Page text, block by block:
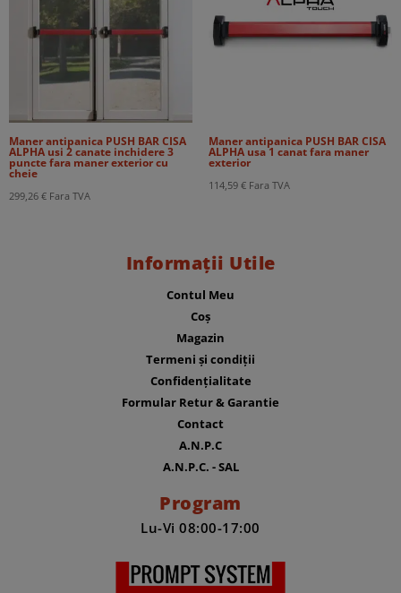
Maner antipanica PUSH BAR CISA
ALPHA usi 2 canate inchidere 3
puncte fara maner exterior cu
cheie
299,26 € Fara TVA
Maner antipanica PUSH BAR CISA
ALPHA usa 1 canat fara maner
exterior
114,59 € Fara TVA
Informații Utile
Contul Meu
Coș
Magazin
Termeni și condiții
Confidențialitate
Formular Retur & Garantie
Contact
A.N.P.C
A.N.P.C. - SAL
Program
Lu-Vi 08:00-17:00